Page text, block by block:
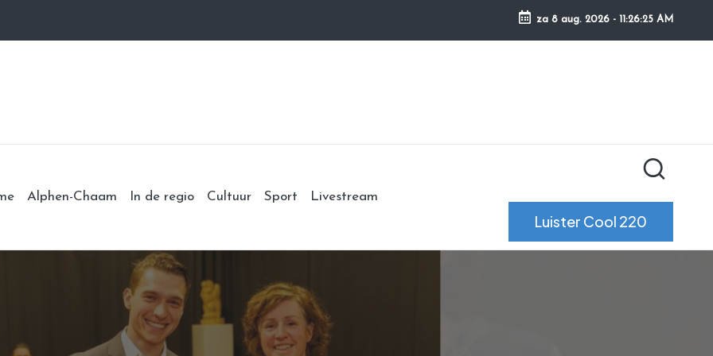
za 8 aug. 2026 - 11:26:25 AM
Alphen-Chaam In de regio Cultuur Sport Livestream
Luister Cool 220